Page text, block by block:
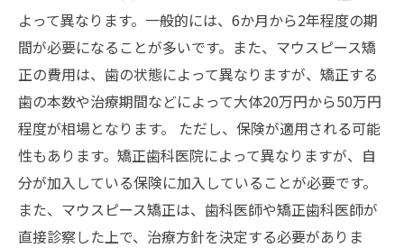
よって異なります。一般的には、6か月から2年程度の期
間が必要になることが多いです。また、マウスピース矯
正の費用は、歯の状態によって異なりますが、矯正する
歯の本数や治療期間などによって大体20万円から50万円
程度が相場となります。 ただし、保険が適用される可能
性もあります。矯正歯科医院によって異なりますが、自
分が加入している保険に加入していることが必要です。
また、マウスピース矯正は、歯科医師や矯正歯科医師が
直接診察した上で、治療方針を決定する必要がありま